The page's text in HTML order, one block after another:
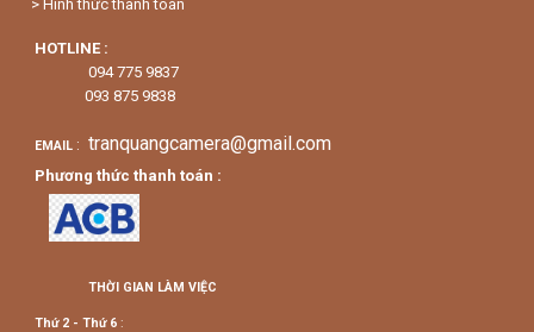
> Hình thức thanh toán
HOTLINE :
094 775 9837
093 875 9838
EMAIL : tranquangcamera@gmail.com
Phương thức thanh toán :
THỜI GIAN LÀM VIỆC
Thứ 2 - Thứ 6 :